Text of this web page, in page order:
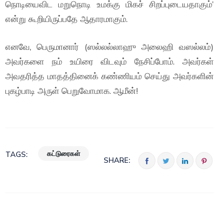
நொடியைவிட மறுநொடி உமக்கு மிகச் சிறப்புடையதாகும்’
என்று கூறியிருப்பதே ஆதாரமாகும்.
எனவே, பெருமானார் (ஸல்லல்லாஹு அலைஹி வஸல்லம்)
அவர்களை நம் உயிரை விடவும் நேசிப்போம். அவர்கள்
அவதரித்த மாதத்தினைக் கண்ணியம் செய்து அவர்களின்
புகழ்பாடி அருள் பெறுவோமாக. ஆமீன்!
TAGS: கட்டுரைகள்
SHARE: